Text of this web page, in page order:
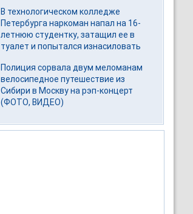
В технологическом колледже
Петербурга наркоман напал на 16-
летнюю студентку, затащил ее в
туалет и попытался изнасиловать
Полиция сорвала двум меломанам
велосипедное путешествие из
Сибири в Москву на рэп-концерт
(ФОТО, ВИДЕО)